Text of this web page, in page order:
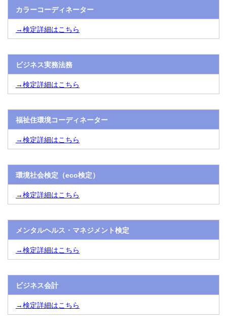
カラーコーディネーター
→検定詳細はこちら
ビジネス実務法務
→検定詳細はこちら
福祉住環境コーディネーター
→検定詳細はこちら
環境社会検定（eco検定）
→検定詳細はこちら
メンタルヘルス・マネジメント検定
→検定詳細はこちら
ビジネス会計
→検定詳細はこちら